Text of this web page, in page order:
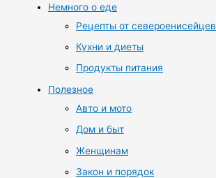
Немного о еде
Рецепты от североенисейцев
Кухни и диеты
Продукты питания
Полезное
Авто и мото
Дом и быт
Женщинам
Закон и порядок